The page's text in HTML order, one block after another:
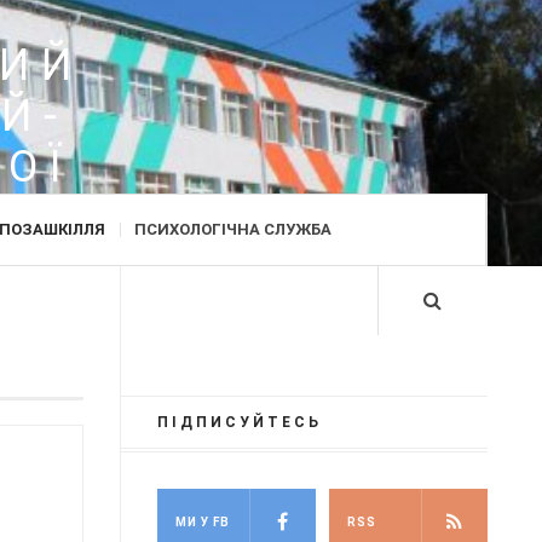
ПОЗАШКІЛЛЯ ПСИХОЛОГІЧНА СЛУЖБА
ПІДПИСУЙТЕСЬ
МИ У FB RSS